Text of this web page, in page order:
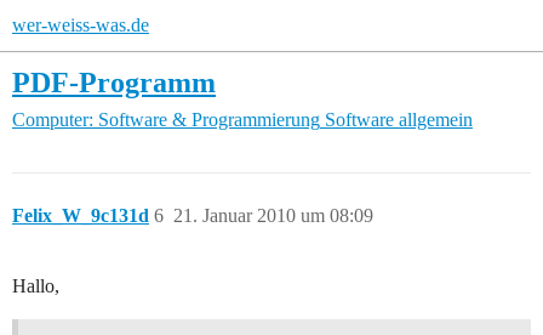
wer-weiss-was.de
PDF-Programm
Computer: Software & Programmierung Software allgemein
Felix_W_9c131d 21. Januar 2010 um 08:09
6
Hallo,